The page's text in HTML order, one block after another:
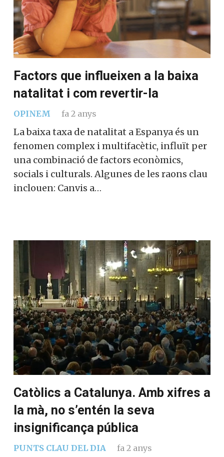
Factors que influeixen a la baixa
natalitat i com revertir-la
OPINEM fa 2 anys
La baixa taxa de natalitat a Espanya és un
fenomen complex i multifacètic, influït per
una combinació de factors econòmics,
socials i culturals. Algunes de les raons clau
inclouen: Canvis a…
Catòlics a Catalunya. Amb xifres a
la mà, no s’entén la seva
insignificança pública
PUNTS CLAU DEL DIA fa 2 anys